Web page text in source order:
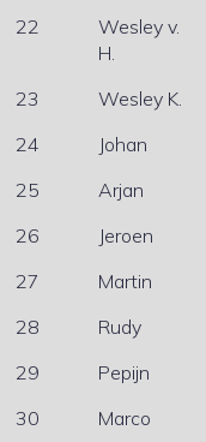
22
Wesley v.
H.
23 Wesley K.
24
Johan
25
Arjan
26
Jeroen
27
Martin
28
Rudy
29
Pepijn
30
Marco